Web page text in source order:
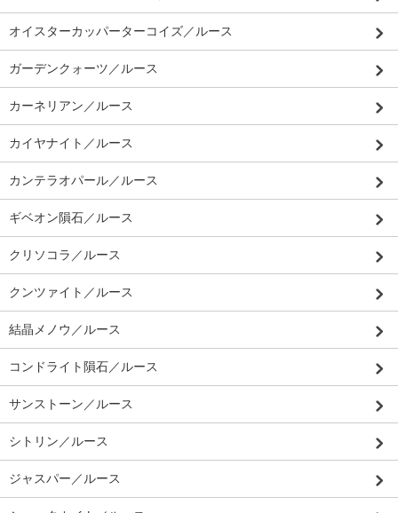
オイスターカッパーターコイズ／ルース
ガーデンクォーツ／ルース
カーネリアン／ルース
カイヤナイト／ルース
カンテラオパール／ルース
ギベオン隕石／ルース
クリソコラ／ルース
クンツァイト／ルース
結晶メノウ／ルース
コンドライト隕石／ルース
サンストーン／ルース
シトリン／ルース
ジャスパー／ルース